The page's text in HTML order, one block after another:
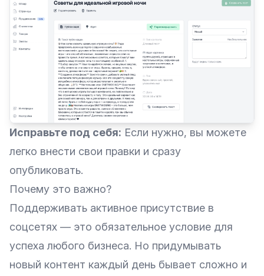
Исправьте под себя: Если нужно, вы можете
легко внести свои правки и сразу
опубликовать.
Почему это важно?
Поддерживать активное присутствие в
соцсетях — это обязательное условие для
успеха любого бизнеса. Но придумывать
новый контент каждый день бывает сложно и